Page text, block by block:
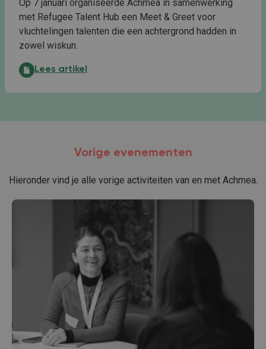
Op 7 januari organiseerde Achmea in samenwerking
met Refugee Talent Hub een Meet & Greet voor
vluchtelingen talenten die een achtergrond hadden in
zowel wiskun.
Achmea Meet & Greet:
Lees artikel
Vorige evenementen
Hieronder vind je alle vorige activiteiten van en met Achmea.